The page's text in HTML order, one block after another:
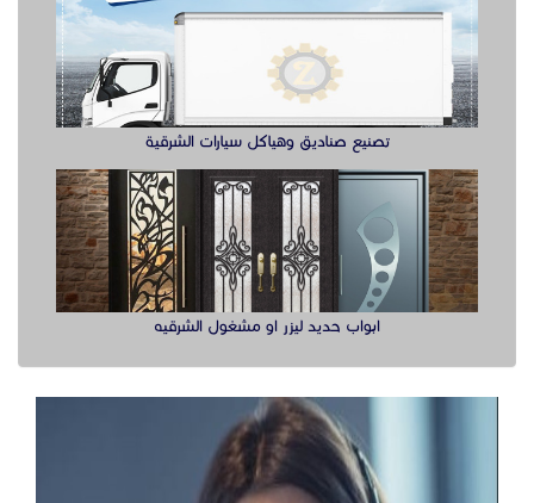
تصنيع صناديق وهياكل سيارات الشرقية
ابواب حديد ليزر او مشغول الشرقيه